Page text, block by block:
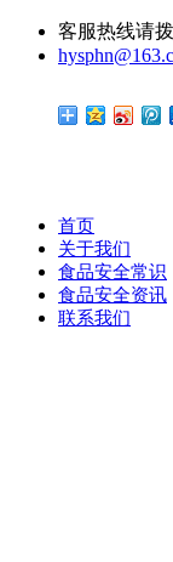
客服热线请
首页
关于我们
食品安全常识
食品安全资讯
联系我们